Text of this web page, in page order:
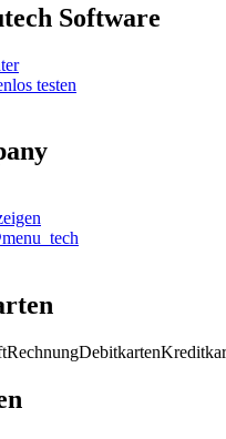
Software
testen
RechnungDebitkarten